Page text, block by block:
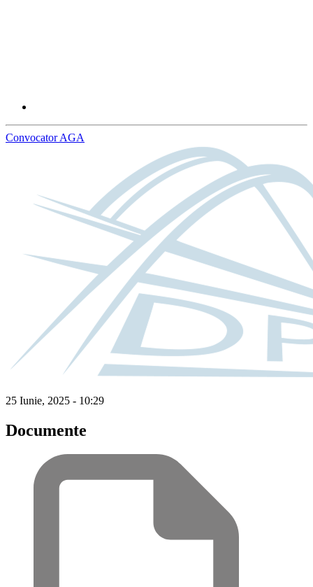
Convocator AGA
25 Iunie, 2025 - 10:29
Documente